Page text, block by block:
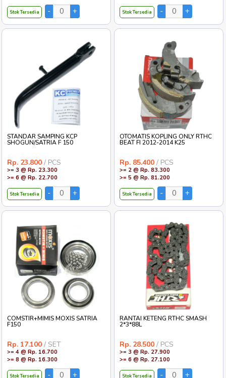
Stok Tersedia Stok Tersedia
STANDAR SAMPING KCP
SHOGUN/SATRIA F 150
Rp. 23.800 / PCS
>= 3 @ Rp. 23.300
>= 6 @ Rp. 22.700
Stok Tersedia
OTOMATIS KOPLING ONLY RTHC
BEAT FI 2012-2014 K25
Rp. 85.400 / PCS
>= 2 @ Rp. 83.300
>= 5 @ Rp. 81.200
Stok Tersedia
COMSTIR+MIMIS MOXIS SATRIA
F150
Rp. 17.100 / SET
>= 4 @ Rp. 16.700
>= 8 @ Rp. 16.300
Stok Tersedia
RANTAI KETENG RTHC SMASH
2*3*88L
Rp. 28.500 / PCS
>= 3 @ Rp. 27.900
>= 6 @ Rp. 27.100
Stok Tersedia